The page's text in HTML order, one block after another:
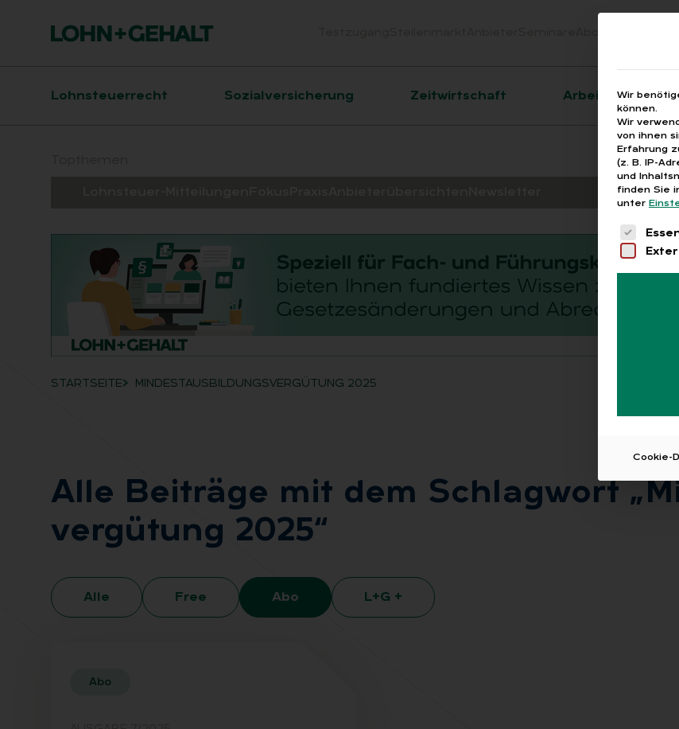
Hauptnavigation
Lohnsteuerrecht Sozialversicherung Zeitwirtschaft Arbeitsrecht
Breadcrumb-Navigation
STARTSEITE MINDESTAUSBILDUNGSVERGÜTUNG 2025
Alle Bei­trä­ge mit dem Schlag­wort
ver­gü­tung 2025“
Alle Free Abo L+G +
Abo
Wir
können.
Wir
von ihnen
Erfahrung
(z. B. IP-
und
finden Sie
unter
Es folgt
Cookie-